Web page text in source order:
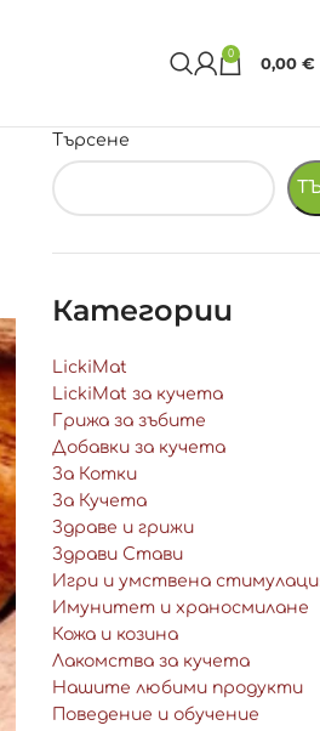
0 0,00 €
Търсене
Категории
LickiMat
LickiMat за кучета
Грижа за зъбите
Добавки за кучета
За Котки
За Кучета
Здраве и грижи
Здрави Стави
Игри и умствена
Имунитет и храносмилане
Кожа и козина
Лакомства за кучета
Нашите любими продукти
Поведение и обучение